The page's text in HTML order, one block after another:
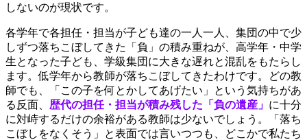
しないのが現状です。
各学年で各担任・担当が子ども達の一人一人、集団の中で少
しずつ落ちこぼしてきた「負」の積み重ねが、高学年・中学
生となった子ども、学級集団に大きな遅れと混乱をもたらし
ます。低学年から教師が落ちこぼしてきたわけです。どの教
師でも、「この子を何とかしてあげたい」という気持ちがあ
る反面、 歴代の担任・担当が積み残した「負の遺産」 に十分
に対峙するだけの余裕がある教師は少ないでしょう。「落ち
こぼしをなくそう」と表面では言いつつも、どこかで私たち